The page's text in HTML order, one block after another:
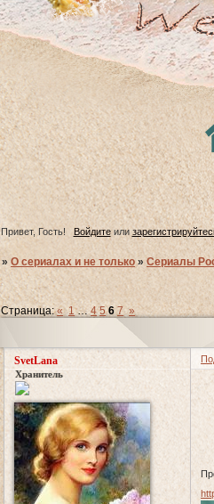
Привет, Гость! Войдитеили
»О сериалах и не только »Сериалы
Страница:« 1 … 4 5 6 7 »
SvetLana
Хранитель